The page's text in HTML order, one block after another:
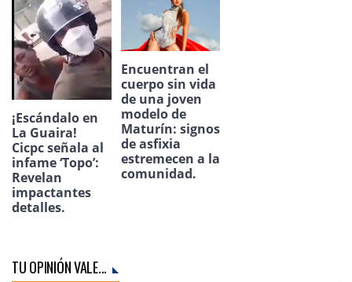
¡Escándalo en
La Guaira!
Cicpc señala al
infame ‘Topo’:
Revelan
impactantes
detalles.
Encuentran el
cuerpo sin vida
de una joven
modelo de
Maturín: signos
de asfixia
estremecen a la
comunidad.
TU OPINIÓN VALE...